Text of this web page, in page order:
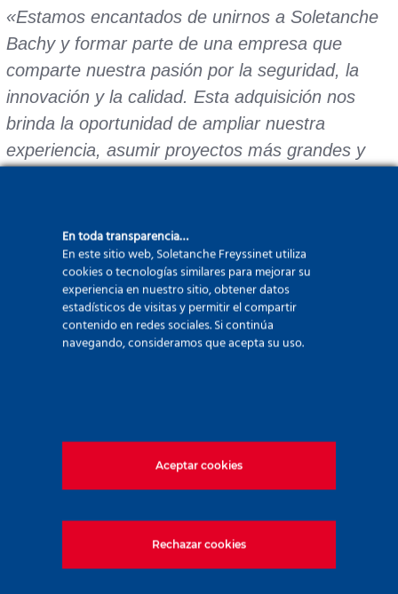
«Estamos encantados de unirnos a Soletanche
Bachy y formar parte de una empresa que
comparte nuestra pasión por la seguridad, la
innovación y la calidad. Esta adquisición nos
brinda la oportunidad de ampliar nuestra
experiencia, asumir proyectos más grandes y
competencia. Soletanche Bachy aporta recursos
complementarios, tecnologías de vanguardia y
una visión compartida de la excelencia, lo que
hace que esta asociación encaje de forma
natural.»
En toda transparencia…
En este sitio web, Soletanche Freyssinet utiliza
cookies o tecnologías similares para mejorar su
experiencia en nuestro sitio, obtener datos
estadísticos de visitas y permitir el compartir
contenido en redes sociales. Si continúa
navegando, consideramos que acepta su uso.
Aceptar cookies
Rechazar cookies